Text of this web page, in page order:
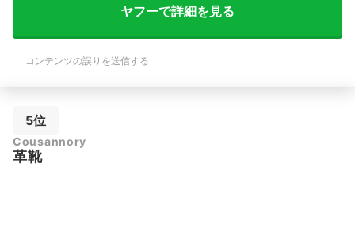
ヤフーで詳細を見る
コンテンツの誤りを送信する
5位
Cousannory
革靴